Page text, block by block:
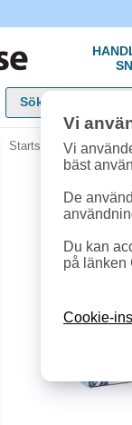
Startsida »
Vi
Vi
bäst
De
Du kan
på länken
Cookie-